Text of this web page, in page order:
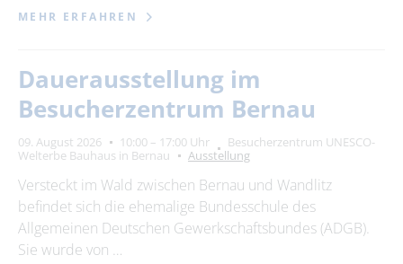
Zeitraum
von
bis
Kategorie
MEHR ERFAHREN
Dauerausstellung im
Besucherzentrum Bernau
09. August 2026 10:00 – 17:00 Uhr
Besucherzentrum UNESCO-
Welterbe Bauhaus in Bernau
Ausstellung
Versteckt im Wald zwischen Bernau und Wandlitz
befindet sich die ehemalige Bundesschule des
Allgemeinen Deutschen Gewerkschaftsbundes (ADGB).
Sie wurde von …